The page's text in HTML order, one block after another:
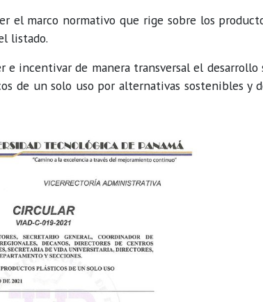
marco normativo que rige sobre los
listado.
incentivar de manera transversal el
de un solo uso por alternativas sostenibles y